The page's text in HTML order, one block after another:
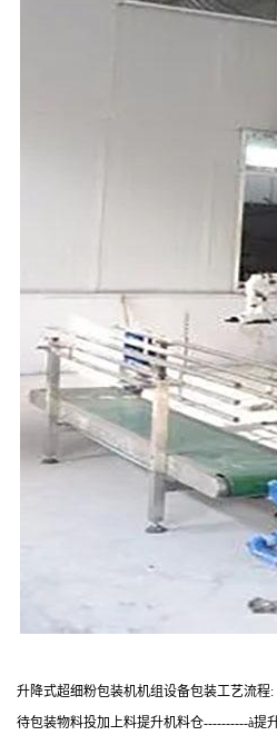
升降式超细粉包装机机组设备包装工艺流程:
待包装物料投加上料提升机料仓----------à提